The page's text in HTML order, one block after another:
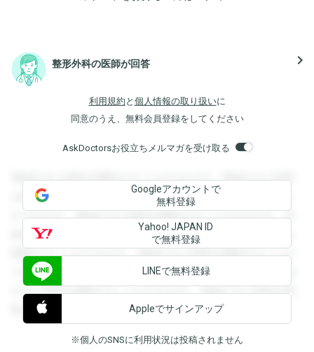
整形外科の医師が回答 navigate_next
利用規約 と 個人情報の取り扱いに
同意のうえ、無料会員登録をしてください
AskDoctorsお役立ちメルマガを受け取る
登録すると回答を閲覧することができます。登録すると回答
を閲覧することができます。登録すると回答を閲覧すること
ができます。登録すると回答を閲覧することができます。登
録すると回答を閲覧することができます。登録すると回答を
閲覧することができます。登録すると回答を閲覧することが
できます。登録すると回答を閲覧することができます。登録
すると回答を閲覧することができます。登録すると回答を閲
覧することができます。
Googleアカウントで
無料登録
Yahoo! JAPAN ID
で無料登録
LINEで無料登録
Appleでサインアップ
※個人のSNSに利用状況は投稿されません